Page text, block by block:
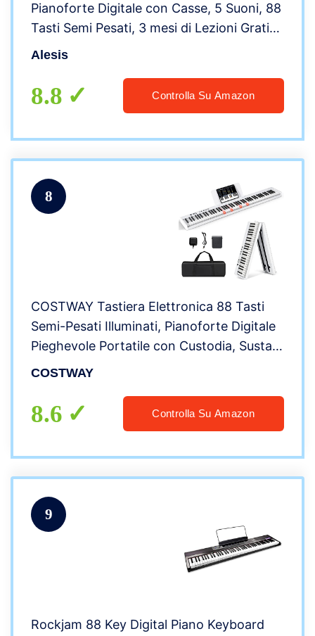
Pianoforte Digitale con Casse, 5 Suoni, 88
Tasti Semi Pesati, 3 mesi di Lezioni Gratis
+ Pedale di Sustain Universale
Alesis
8.8 Controlla Su Amazon
8
COSTWAY Tastiera Elettronica 88 Tasti
Semi-Pesati Illuminati, Pianoforte Digitale
Pieghevole Portatile con Custodia, Sustain
Pedali, Modalità di Insegnamento,
COSTWAY
8.6 Controlla Su Amazon
9
Rockjam 88 Key Digital Piano Keyboard